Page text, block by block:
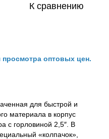
К сравнению
просмотра оптовых цен.
для быстрой и
материала в корпус
с горловиной 2,5″. В
«колпачок»,